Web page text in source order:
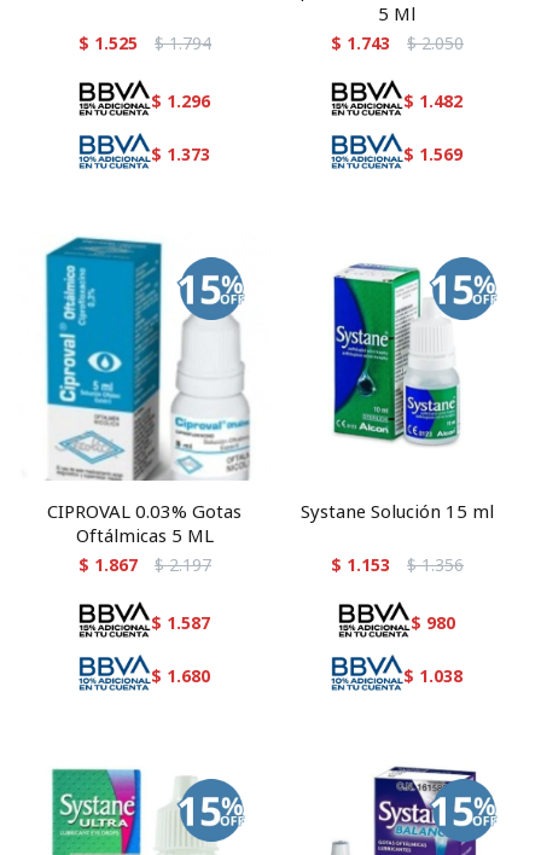
$ 1.525 $ 1.794
$ 1.296
$ 1.373
5 Ml
$ 1.743 $ 2.050
$ 1.482
$ 1.569
CIPROVAL 0.03% Gotas
Oftálmicas 5 ML
$ 1.867 $ 2.197
$ 1.587
$ 1.680
Systane Solución 15 ml
$ 1.153 $ 1.356
$ 980
$ 1.038